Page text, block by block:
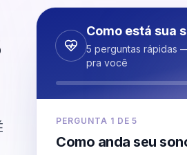
Como está sua
5 perguntas rápidas
pra você
PERGUNTA 1 DE5
Como anda seu